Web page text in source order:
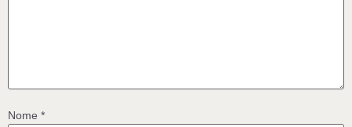
Nome *